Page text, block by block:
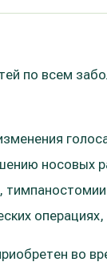
по всем
носовых
во